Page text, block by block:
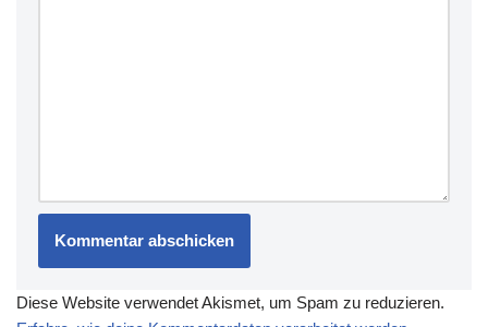
Diese Website verwendet Akismet, um Spam zu reduzieren.